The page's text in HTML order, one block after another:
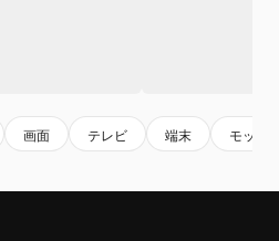
画面 テレビ 端末 モック